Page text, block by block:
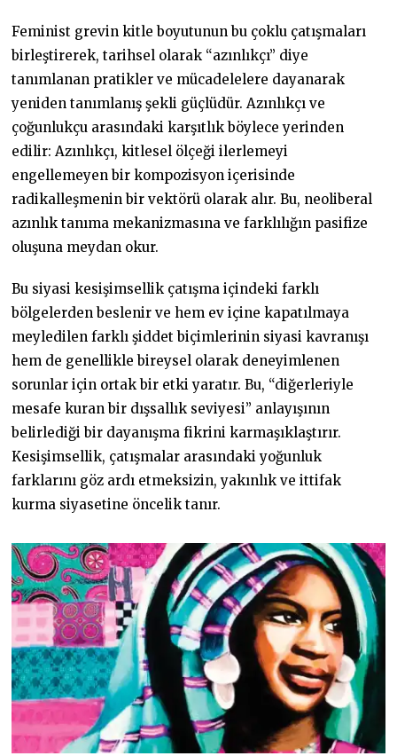
Feminist grevin kitle boyutunun bu çoklu çatışmaları
birleştirerek, tarihsel olarak “azınlıkçı” diye
tanımlanan pratikler ve mücadelelere dayanarak
yeniden tanımlanış şekli güçlüdür. Azınlıkçı ve
çoğunlukçu arasındaki karşıtlık böylece yerinden
edilir: Azınlıkçı, kitlesel ölçeği ilerlemeyi
engellemeyen bir kompozisyon içerisinde
radikalleşmenin bir vektörü olarak alır. Bu, neoliberal
azınlık tanıma mekanizmasına ve farklılığın pasifize
oluşuna meydan okur.
Bu siyasi kesişimsellik çatışma içindeki farklı
bölgelerden beslenir ve hem ev içine kapatılmaya
meyledilen farklı şiddet biçimlerinin siyasi kavranışı
hem de genellikle bireysel olarak deneyimlenen
sorunlar için ortak bir etki yaratır. Bu, “diğerleriyle
mesafe kuran bir dışsallık seviyesi” anlayışının
belirlediği bir dayanışma fikrini karmaşıklaştırır.
Kesişimsellik, çatışmalar arasındaki yoğunluk
farklarını göz ardı etmeksizin, yakınlık ve ittifak
kurma siyasetine öncelik tanır.